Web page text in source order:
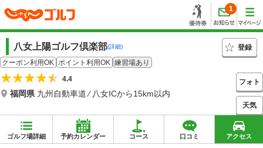
1
八女上陽ゴルフ倶楽部(詳細)
登録
クーポン利用OK ポイント利用OK 練習場あり
4.4
福岡県 九州自動車道 ⁄ 八女ICから15km以内
フォト
天気
ゴルフ場詳細 予約カレンダー コース 口コミ アクセス